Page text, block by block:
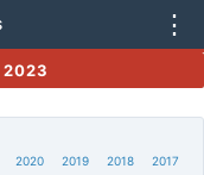
⋮
2023
2020 2019 2018
2017